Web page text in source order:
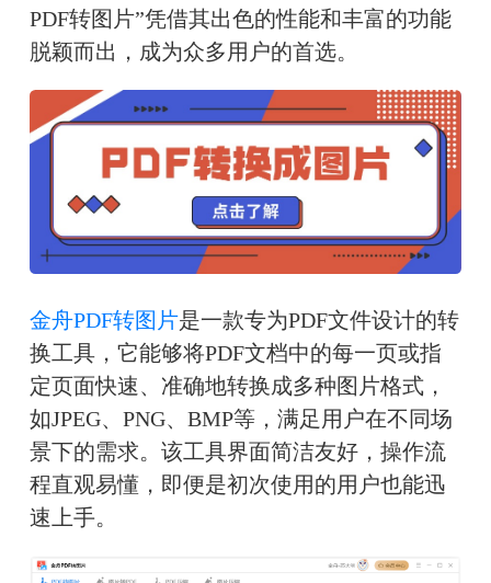
PDF转图片”凭借其出色的性能和丰富的功能
脱颖而出，成为众多用户的首选。
金舟PDF转图片是一款专为PDF文件设计的转
换工具，它能够将PDF文档中的每一页或指
定页面快速、准确地转换成多种图片格式，
如JPEG、PNG、BMP等，满足用户在不同场
景下的需求。该工具界面简洁友好，操作流
程直观易懂，即便是初次使用的用户也能迅
速上手。